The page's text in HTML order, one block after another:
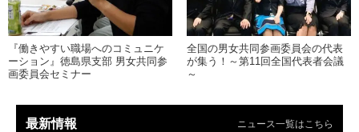
『働きやすい職場へのコミュニケ
ーション』徳島県支部 男女共同参
画委員会セミナー
全国の男女共同参画委員会の代表
が集う！～第11回全国代表者会議
～
最新情報 ニュース一覧はこちら